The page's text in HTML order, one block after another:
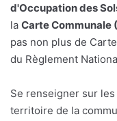
d'Occupation des
la Carte Communale
pas non plus de
du Règlement
Se renseigner sur
territoire de la